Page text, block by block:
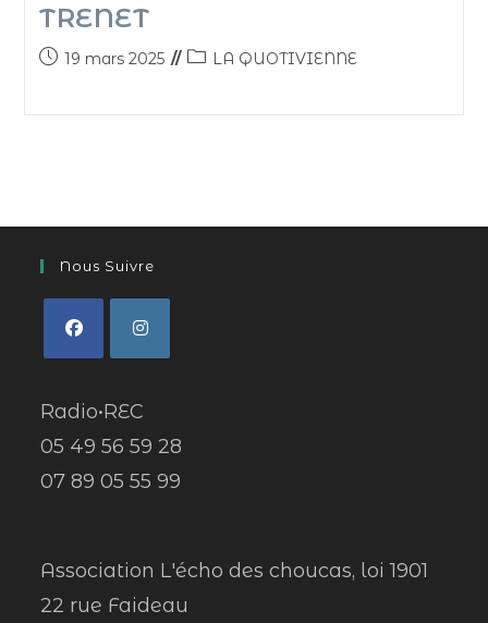
TRENET
19 mars 2025 LA QUOTIVIENNE
Nous Suivre
Radio•REC
05 49 56 59 28
07 89 05 55 99
Association L'écho des choucas, loi 1901
22 rue Faideau